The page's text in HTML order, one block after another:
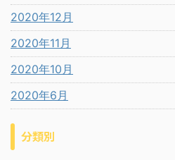
2020年12月
2020年11月
2020年10月
2020年6月
分類別